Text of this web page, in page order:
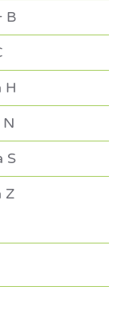
B
H
S
Z